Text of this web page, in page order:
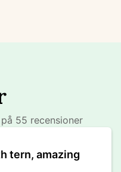
55 recensioner
tern, amazing